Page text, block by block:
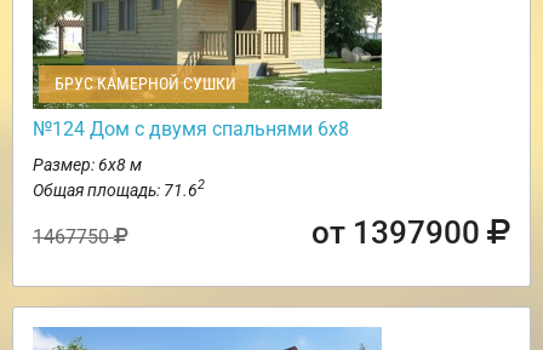
БРУС КАМЕРНОЙ СУШКИ
№124 Дом с двумя спальнями 6х8
Размер: 6х8 м
Общая площадь: 71.62
1467750 от 1397900